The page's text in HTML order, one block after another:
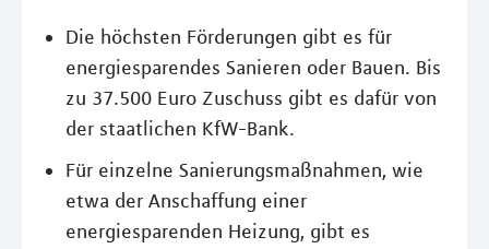
Die höchsten Förderungen gibt es für
energiesparendes Sanieren oder Bauen. Bis
zu 37.500 Euro Zuschuss gibt es dafür von
der staatlichen KfW-Bank.
Für einzelne Sanierungsmaßnahmen, wie
etwa der Anschaffung einer
energiesparenden Heizung, gibt es